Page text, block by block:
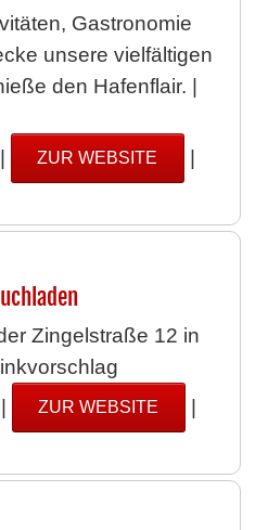
Gastronomie
unsere vielfältigen
den Hafenflair. |
| ZUR WEBSITE |
Zingelstraße 12 in
ZUR WEBSITE |